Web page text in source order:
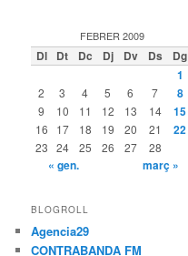
FEBRER 2009
Dl Dt Dc Dj Dv Ds
Dg
1
2 3 4 5 6 7 8
9 10 11 12 13 14 15
16 17 18 19 20 21 22
23 24 25 26 27 28
« gen. març »
BLOGROLL
Agencia29
CONTRABANDA FM